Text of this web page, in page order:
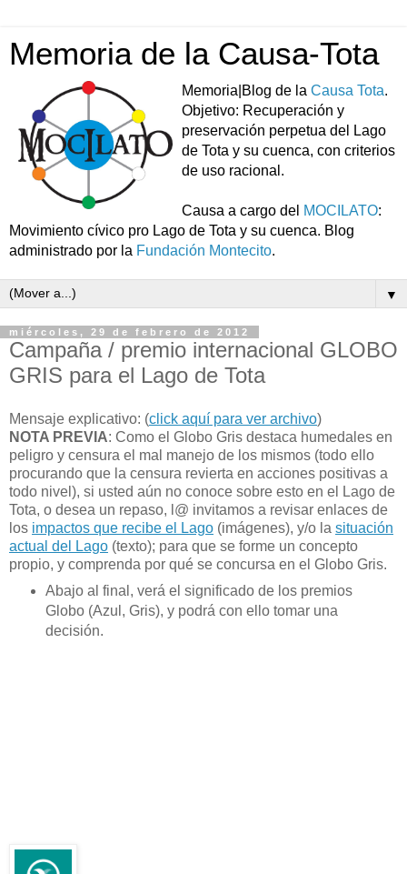
Memoria de la Causa-Tota
Memoria|Blog de la Causa Tota.
Objetivo: Recuperación y
preservación perpetua del Lago
de Tota y su cuenca, con criterios
de uso racional.
Causa a cargo del MOCILATO:
Movimiento cívico pro Lago de Tota y su cuenca. Blog
administrado por la Fundación Montecito.
▼
miércoles, 29 de febrero de 2012
Campaña / premio internacional GLOBO
GRIS para el Lago de Tota
Mensaje explicativo: (click aquí para ver archivo)
NOTA PREVIA: Como el Globo Gris destaca humedales en
peligro y censura el mal manejo de los mismos (todo ello
procurando que la censura revierta en acciones positivas a
todo nivel), si usted aún no conoce sobre esto en el Lago de
Tota, o desea un repaso, l@ invitamos a revisar enlaces de
los impactos que recibe el Lago (imágenes), y/o la situación
actual del Lago (texto); para que se forme un concepto
propio, y comprenda por qué se concursa en el Globo Gris.
Abajo al final, verá el significado de los premios
Globo (Azul, Gris), y podrá con ello tomar una
decisión.